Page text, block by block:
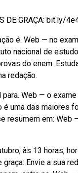
DE GRAÇA: bit.ly/
é. Web — no
nacional de
do enem.
redação.
Web — o
é uma das maiores
resumem em:
às 13 horas,
Envie a sua